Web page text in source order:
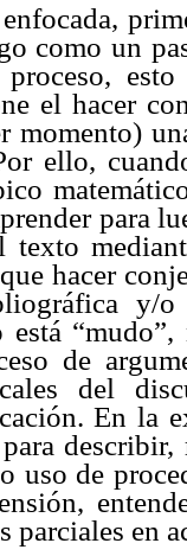
como un
el hacer
momento)
ello,
para
texto
hacer
y/
está
de
del
En la
uso de
parciales en